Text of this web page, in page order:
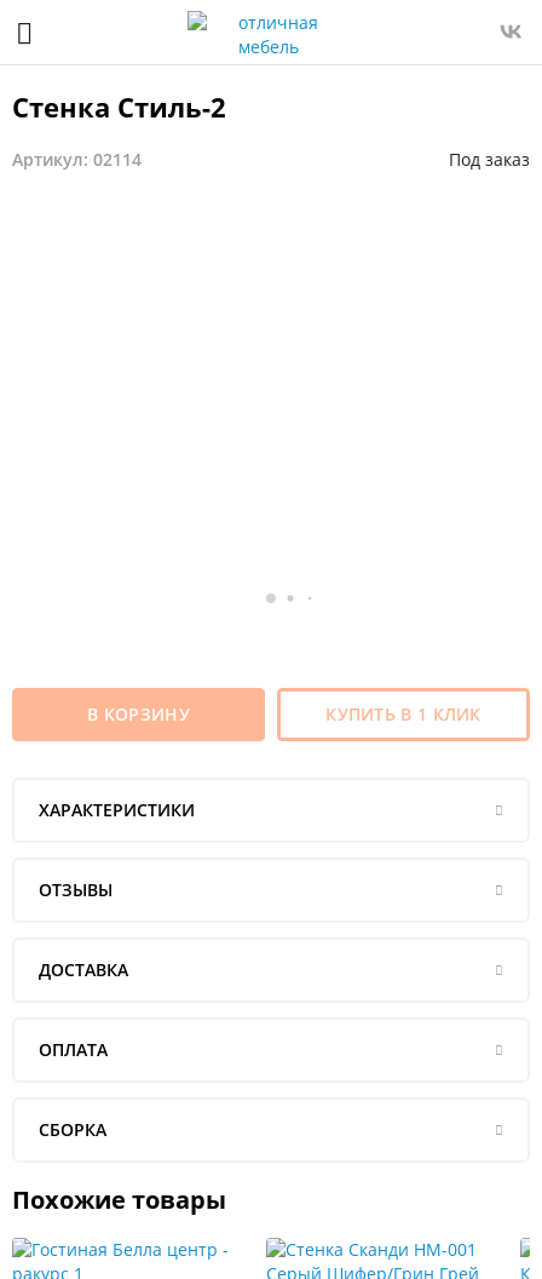
Стенка Стиль-2
Артикул: 02114 Под заказ
В КОРЗИНУ КУПИТЬ В 1 КЛИК
ХАРАКТЕРИСТИКИ
ОТЗЫВЫ
ДОСТАВКА
ОПЛАТА
СБОРКА
Похожие товары